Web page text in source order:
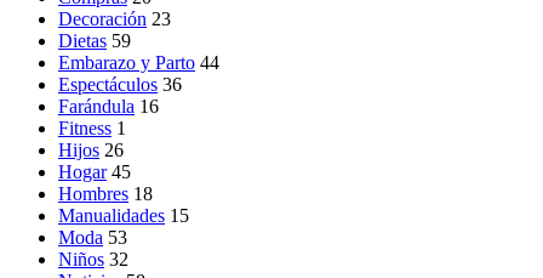
Decoración 23
Dietas 59
Embarazo y Parto 44
Espectáculos 36
Farándula 16
Fitness 1
Hijos 26
Hogar 45
Hombres 18
Manualidades 15
Moda 53
Niños 32